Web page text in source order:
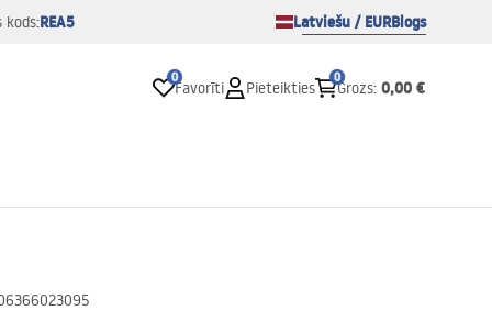
kods:REA5 Latviešu / EURBlogs
0
Favorīti Pieteikties
0
Grozs: 0,00 €